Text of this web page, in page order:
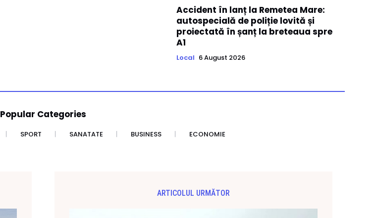
Accident în lanț la Remetea Mare:
autospecială de poliție lovită și
proiectată în șanț la breteaua spre
A1
Local 6 August 2026
Popular Categories
SPORT SANATATE BUSINESS ECONOMIE
ARTICOLUL URMĂTOR